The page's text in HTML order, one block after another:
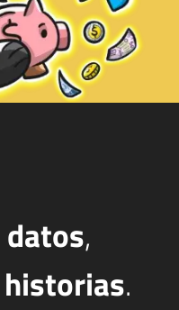
datos,
historias.